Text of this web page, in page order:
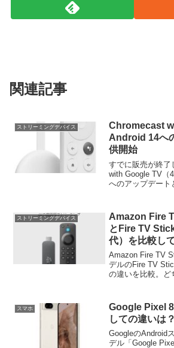
関連記事
ストリーミングデバイス
Chromecast
Android 14へ
供開始
すでに販売が終了
with Google TV（
へのアップデート
ストリーミングデバイス
Amazon Fire
とFire TV
代）を比較し
Amazon Fire TV
デルのFire TV
の違いを比較。ど
スマホ
Google Pixel
しての違いは？
GoogleのAndroid
デル「Google